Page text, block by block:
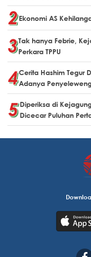
Ekonomi AS
Tak hanya Febrie,
Perkara TPPU
Cerita Hashim Tegur
Adanya
Diperiksa di
Dicecar Puluhan